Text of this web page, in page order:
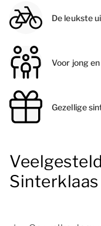
De leukste
Voor jong
Gezellige